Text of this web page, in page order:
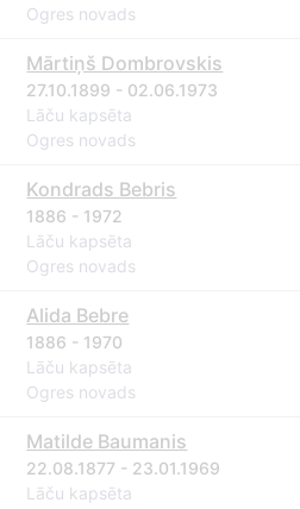
Ogres novads
Mārtiņš Dombrovskis
27.10.1899 - 02.06.1973
Lāču kapsēta
Ogres novads
Kondrads Bebris
1886 - 1972
Lāču kapsēta
Ogres novads
Alida Bebre
1886 - 1970
Lāču kapsēta
Ogres novads
Matilde Baumanis
22.08.1877 - 23.01.1969
Lāču kapsēta